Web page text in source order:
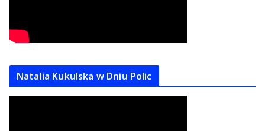
Natalia Kukulska w Dniu Polic